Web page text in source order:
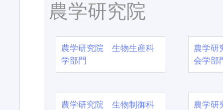
農学研究院
農学研究院 生物生産科
学部門
農学
会学部
農学研究院 生物制御科
農学